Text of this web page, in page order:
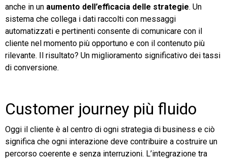
anche in un aumento dell’efficacia delle strategie. Un
sistema che collega i dati raccolti con messaggi
automatizzati e pertinenti consente di comunicare con il
cliente nel momento più opportuno e con il contenuto più
rilevante. Il risultato? Un miglioramento significativo dei tassi
di conversione.
Customer journey più fluido
Oggi il cliente è al centro di ogni strategia di business e ciò
significa che ogni interazione deve contribuire a costruire un
percorso coerente e senza interruzioni. L’integrazione tra